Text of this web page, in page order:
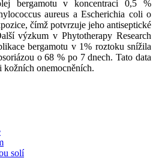
bergamotu v koncentraci 0,5 %
aureus a Escherichia coli o
čímž potvrzuje jeho antiseptické
výzkum v Phytotherapy Research
bergamotu v 1% roztoku snížila
o 68 % po 7 dnech. Tato data
onemocněních.
solí